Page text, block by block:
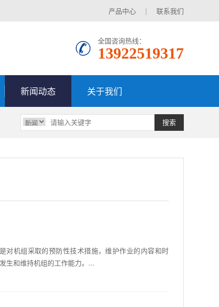
产品中心 | 联系我们
全国咨询热线：
13922519317
新闻动态 关于我们
搜索
机组采取的预防性技术措施，维护作业的内容和时
生和维持机组的工作能力。...